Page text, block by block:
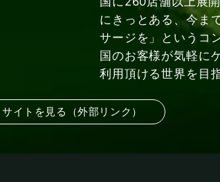
にきっとある、今ま
サージを」というコ
国のお客様が気軽に
利用頂ける世界を目
サイトを見る（外部リンク）